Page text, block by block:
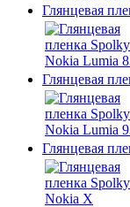
Глянцевая
Глянцевая
Глянцевая